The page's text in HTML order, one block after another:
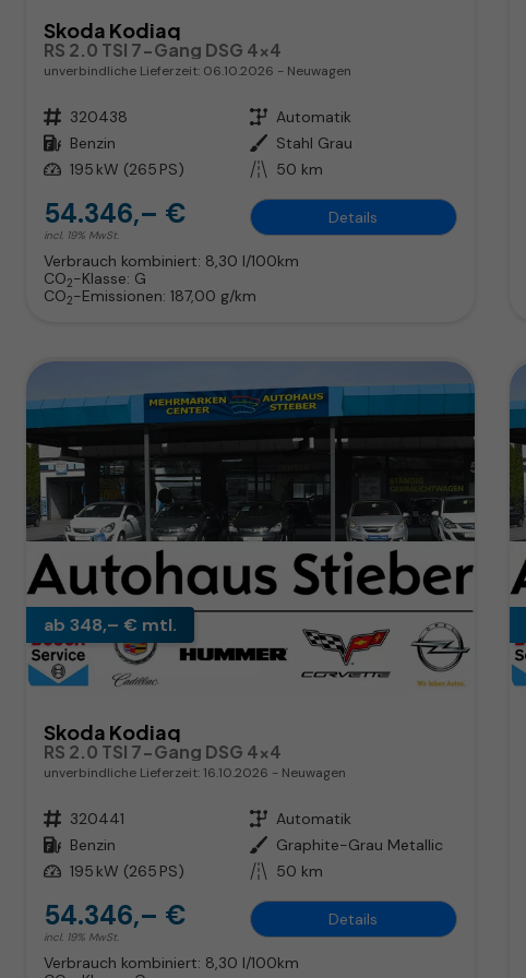
Skoda Kodiaq
RS 2.0 TSI 7-Gang DSG 4x4
unverbindliche Lieferzeit: 06.10.2026 Neuwagen
Fahrzeugnr. 320438 Getriebe Automatik
Kraftstoff Benzin Außenfarbe Stahl Grau
Leistung 195 kW (265 PS) Kilometerstand 50 km
54.346,– €
incl. 19% MwSt.
Details
Verbrauch kombiniert: 8,30 l/100km
CO2-Klasse: G
CO2-Emissionen: 187,00 g/km
ab 348,– € mtl.
Skoda Kodiaq
RS 2.0 TSI 7-Gang DSG 4x4
unverbindliche Lieferzeit: 16.10.2026 Neuwagen
Fahrzeugnr. 320441 Getriebe Automatik
Kraftstoff Benzin Außenfarbe Graphite-Grau Metallic
Leistung 195 kW (265 PS) Kilometerstand 50 km
54.346,– €
incl. 19% MwSt.
Details
Verbrauch kombiniert: 8,30 l/100km